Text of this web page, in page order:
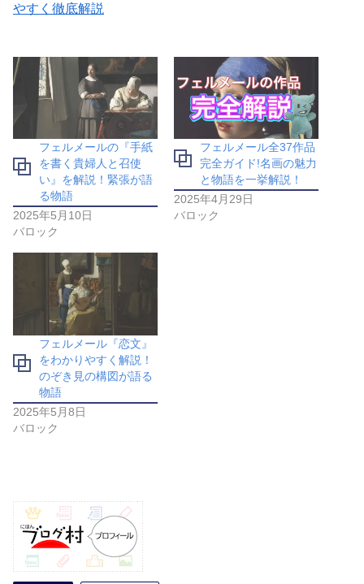
やすく徹底解説
フェルメールの『手紙
を書く貴婦人と召使
い』を解説！緊張が語
る物語
2025年5月10日
バロック
フェルメール全37作品
完全ガイド!名画の魅力
と物語を一挙解説！
2025年4月29日
バロック
フェルメール『恋文』
をわかりやすく解説！
のぞき見の構図が語る
物語
2025年5月8日
バロック